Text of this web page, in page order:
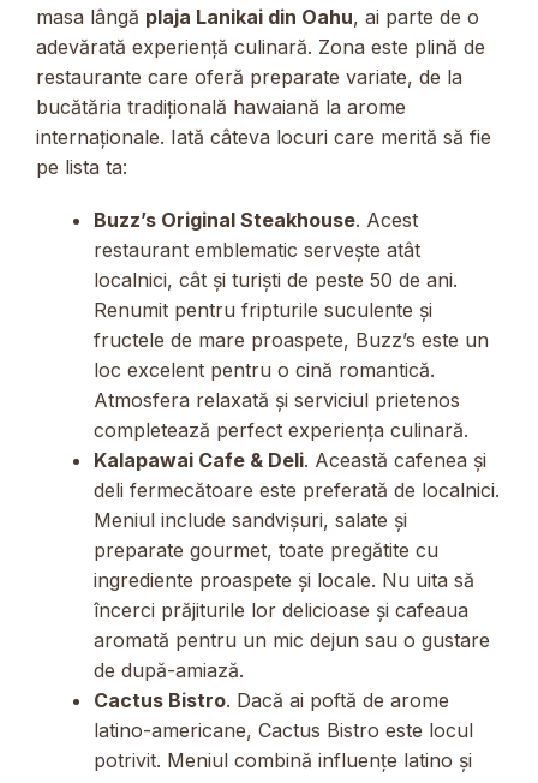
masa lângă plaja Lanikai din Oahu, ai parte de o
adevărată experiență culinară. Zona este plină de
restaurante care oferă preparate variate, de la
bucătăria tradițională hawaiană la arome
internaționale. Iată câteva locuri care merită să fie
pe lista ta:
Buzz’s Original Steakhouse. Acest
restaurant emblematic servește atât
localnici, cât și turiști de peste 50 de ani.
Renumit pentru fripturile suculente și
fructele de mare proaspete, Buzz’s este un
loc excelent pentru o cină romantică.
Atmosfera relaxată și serviciul prietenos
completează perfect experiența culinară.
Kalapawai Cafe & Deli. Această cafenea și
deli fermecătoare este preferată de localnici.
Meniul include sandvișuri, salate și
preparate gourmet, toate pregătite cu
ingrediente proaspete și locale. Nu uita să
încerci prăjiturile lor delicioase și cafeaua
aromată pentru un mic dejun sau o gustare
de după-amiază.
Cactus Bistro. Dacă ai poftă de arome
latino-americane, Cactus Bistro este locul
potrivit. Meniul combină influențe latino și